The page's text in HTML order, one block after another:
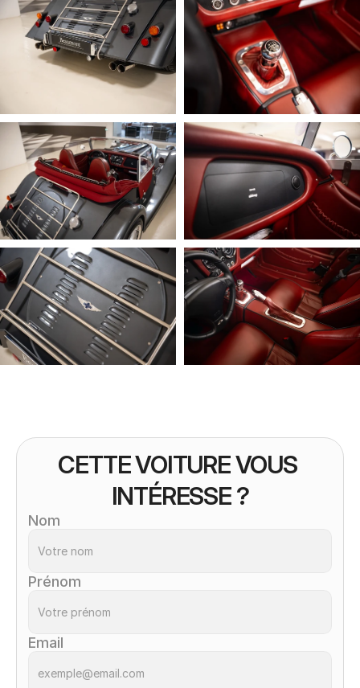
CETTE VOITURE VOUS
INTÉRESSE ?
Nom
Prénom
Email